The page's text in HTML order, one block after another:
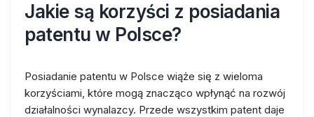
Jakie są korzyści z posiadania
patentu w Polsce?
Posiadanie patentu w Polsce wiąże się z wieloma
korzyściami, które mogą znacząco wpłynąć na rozwój
działalności wynalazcy. Przede wszystkim patent daje